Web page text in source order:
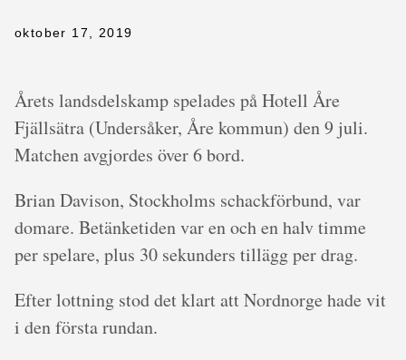
oktober 17, 2019
Årets landsdelskamp spelades på Hotell Åre
Fjällsätra (Undersåker, Åre kommun) den 9 juli.
Matchen avgjordes över 6 bord.
Brian Davison, Stockholms schackförbund, var
domare. Betänketiden var en och en halv timme
per spelare, plus 30 sekunders tillägg per drag.
Efter lottning stod det klart att Nordnorge hade vit
i den första rundan.